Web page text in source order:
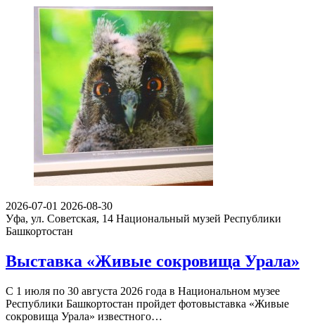
2026-07-01 2026-08-30
Уфа, ул. Советская, 14 Национальный музей Республики
Башкортостан
Выставка «Живые сокровища Урала»
С 1 июля по 30 августа 2026 года в Национальном музее
Республики Башкортостан пройдет фотовыставка «Живые
сокровища Урала» известного…